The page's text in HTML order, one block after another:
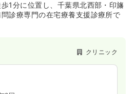
1分に位置し、千葉県北西部・印旛
診療専門の在宅療養支援診療所で
在宅医療を提供しています。
で実現するため、輸血やレントゲ
おり、高度な在宅医療に挑戦した
す。
クリニック